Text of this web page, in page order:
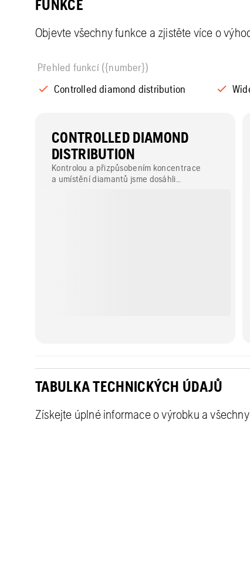
FUNKCE
Objevte všechny funkce a zjistěte více o
Přehled funkcí ({number})
Controlled diamond distribution
CONTROLLED DIAMOND
DISTRIBUTION
Kontrolou a přizpůsobením koncentrace
a umístění diamantů jsme dosáhli
TABULKA TECHNICKÝCH ÚDAJŮ
Získejte úplné informace o výrobku a